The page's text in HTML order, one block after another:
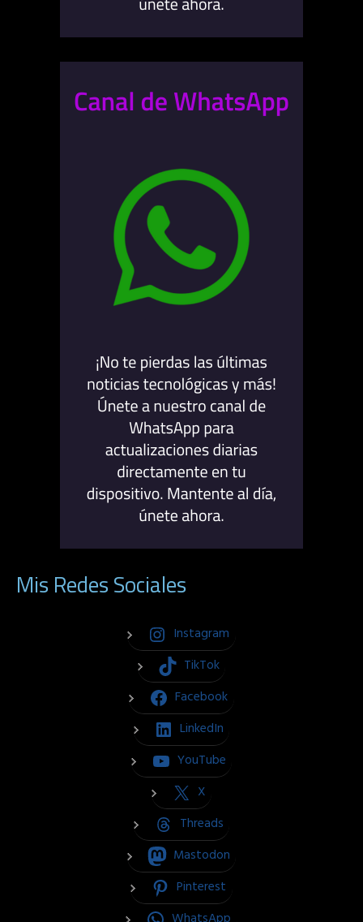
Mis Redes Sociales
Instagram
TikTok
Facebook
LinkedIn
YouTube
X
Threads
Mastodon
Pinterest